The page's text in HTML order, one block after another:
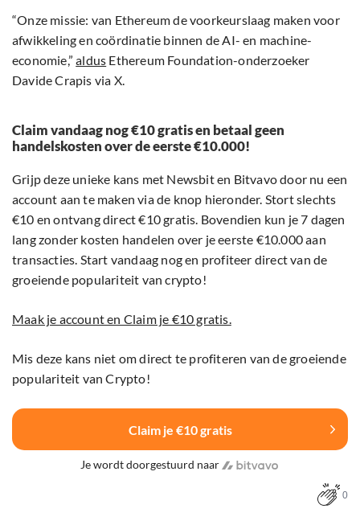
“Onze missie: van Ethereum de voorkeurslaag maken voor
afwikkeling en coördinatie binnen de AI- en machine-
economie,”aldus Ethereum Foundation-onderzoeker
Davide Crapis via X.
Claim vandaag nog €10 gratis en betaal geen
handelskosten over de eerste €10.000!
Grijp deze unieke kans met Newsbit en Bitvavo door nu een
account aan te maken via de knop hieronder. Stort slechts
€10 en ontvang direct €10 gratis. Bovendien kun je 7 dagen
lang zonder kosten handelen over je eerste €10.000 aan
transacties. Start vandaag nog en profiteer direct van de
groeiende populariteit van crypto!
Maak je account en Claim je €10 gratis.
Mis deze kans niet om direct te profiteren van de groeiende
populariteit van Crypto!
Claim je €10 gratis
Je wordt doorgestuurd naar
0